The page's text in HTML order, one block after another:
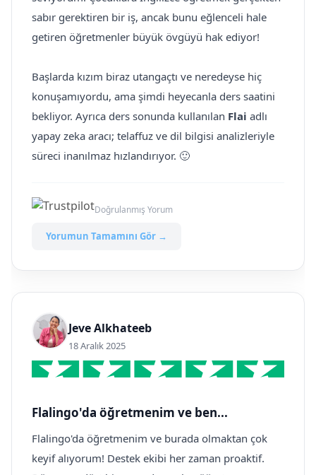
sabır gerektiren bir iş, ancak bunu eğlenceli hale
getiren öğretmenler büyük övgüyü hak ediyor!
Başlarda kızım biraz utangaçtı ve neredeyse hiç
konuşamıyordu, ama şimdi heyecanla ders saatini
bekliyor. Ayrıca ders sonunda kullanılan Flai adlı
yapay zeka aracı; telaffuz ve dil bilgisi analizleriyle
süreci inanılmaz hızlandırıyor. 🙂
Doğrulanmış Yorum
Yorumun Tamamını Gör →
Jeve Alkhateeb
18 Aralık 2025
Flalingo'da öğretmenim ve ben...
Flalingo'da öğretmenim ve burada olmaktan çok
keyif alıyorum! Destek ekibi her zaman proaktif.